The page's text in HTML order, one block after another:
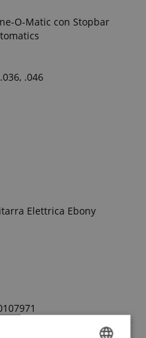
O-Matic con Stopbar
.046
Elettrica Ebony